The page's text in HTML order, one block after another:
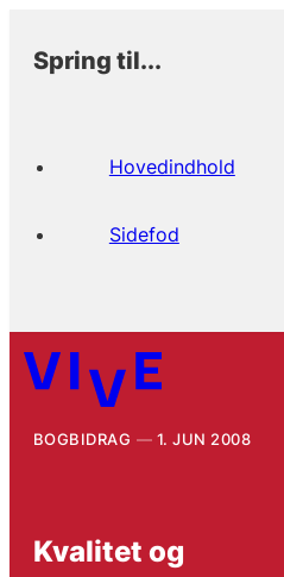
Spring til...
Hovedindhold
Sidefod
BOGBIDRAG 1. JUN 2008
Kvalitet og